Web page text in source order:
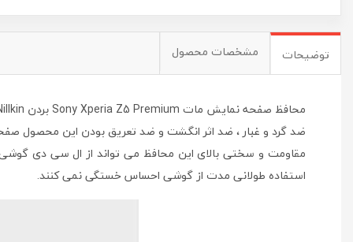
توضیحات مشخصات محصول
محافظ صفحه نمایش مات Sony Xperia Z5 Premium بردن Nillkin ساخته شده از اخرین و بهترین مواد اولیه برای تولید صفحات مات .
ضد گرد و غبار ، ضد اثر انگشت و ضد تعریق بودن این محصول
مقاومت و سختی بالای این محافظ می تواند از ال سی دی
استفاده طولانی مدت از گوشی احساس خستگی نمی کنند.